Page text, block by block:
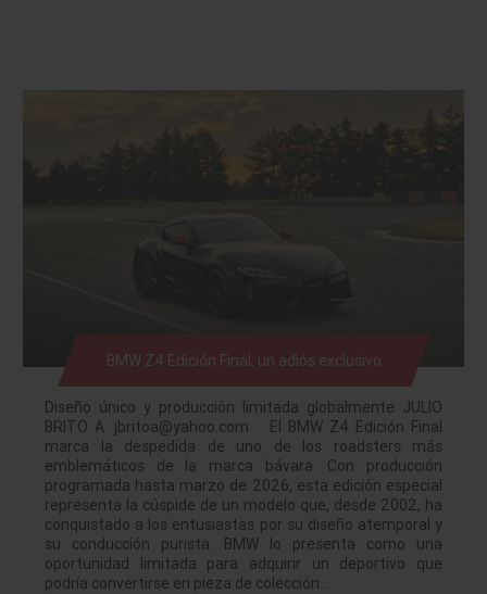
BMW Z4 Edición Final: un adiós exclusivo
Diseño único y producción limitada globalmente JULIO
BRITO A. jbritoa@yahoo.com El BMW Z4 Edición Final
marca la despedida de uno de los roadsters más
emblemáticos de la marca bávara. Con producción
programada hasta marzo de 2026, esta edición especial
representa la cúspide de un modelo que, desde 2002, ha
conquistado a los entusiastas por su diseño atemporal y
su conducción purista. BMW lo presenta como una
oportunidad limitada para adquirir un deportivo que
podría convertirse en pieza de colección.…